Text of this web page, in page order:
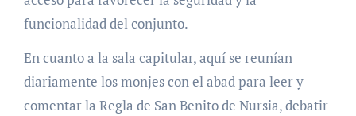
funcionalidad del conjunto.
En cuanto a la sala capitular, aquí se reunían
diariamente los monjes con el abad para leer y
comentar la Regla de San Benito de Nursia, debatir